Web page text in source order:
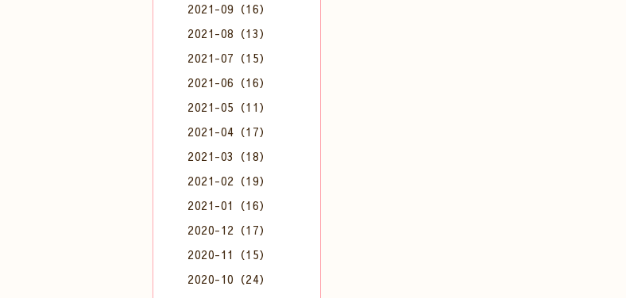
2021-09（16）
2021-08（13）
2021-07（15）
2021-06（16）
2021-05（11）
2021-04（17）
2021-03（18）
2021-02（19）
2021-01（16）
2020-12（17）
2020-11（15）
2020-10（24）